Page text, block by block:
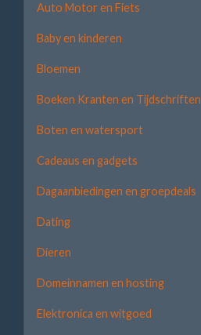
Auto Motor en Fiets
Baby en kinderen
Bloemen
Boeken Kranten en Tijdschriften
Boten en watersport
Cadeaus en gadgets
Dagaanbiedingen en groepdeals
Dating
Dieren
Domeinnamen en hosting
Elektronica en witgoed